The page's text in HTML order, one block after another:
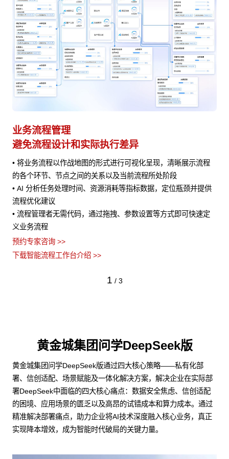
业务流程管理
避免流程设计和实际执行差异
• 将业务流程以作战地图的形式进行可视化呈现，清晰展示流程
的各个环节、节点之间的关系以及当前流程所处阶段
• AI 分析任务处理时间、资源消耗等指标数据，定位瓶颈并提供
流程优化建议
• 流程管理者无需代码，通过拖拽、参数设置等方式即可快速定
义业务流程
预约专家咨询 >>
下载智能流程工作台介绍 >>
1 / 3
黄金城集团问学DeepSeek版
黄金城集团问学DeepSeek版通过四大核心策略——私有化部
署、信创适配、场景赋能及一体化解决方案，解决企业在实际部
署DeepSeek中面临的四大核心痛点：数据安全焦虑、信创适配
的困境、应用场景的匮乏以及高昂的试错成本和算力成本。通过
精准解决部署痛点，助力企业将AI技术深度融入核心业务，真正
实现降本增效，成为智能时代破局的关键力量。